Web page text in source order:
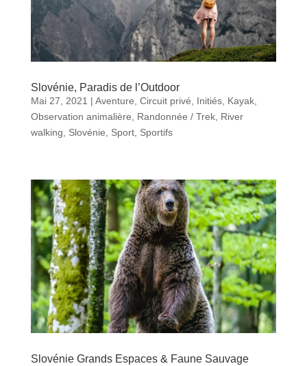
Slovénie, Paradis de l’Outdoor
Mai 27, 2021 | Aventure Circuit privé Initiés, Kayak,
Observation animalière
Randonnée / Trek, River
walking
Slovénie Sport, Sportifs
Slovénie Grands Espaces & Faune Sauvage